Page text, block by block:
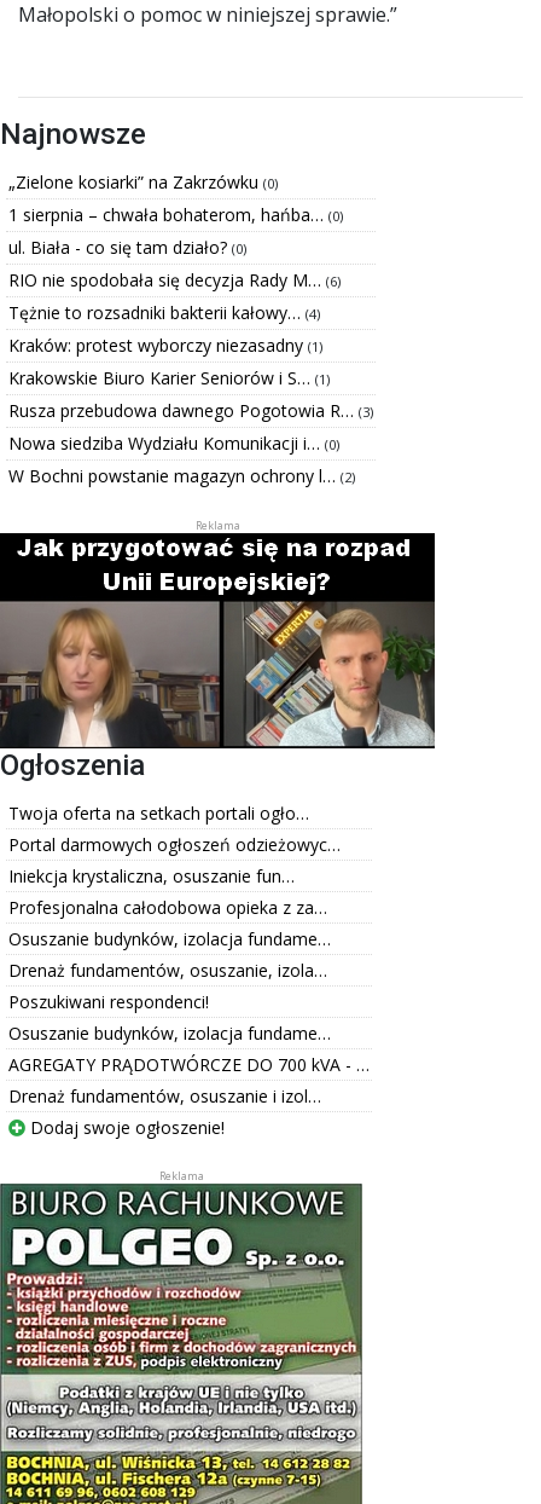
Małopolski o pomoc w niniejszej sprawie.”
Najnowsze
„Zielone kosiarki” na Zakrzówku (0)
1 sierpnia – chwała bohaterom, hańba… (0)
ul. Biała - co się tam działo? (0)
RIO nie spodobała się decyzja Rady M… (6)
Tężnie to rozsadniki bakterii kałowy… (4)
Kraków: protest wyborczy niezasadny (1)
Krakowskie Biuro Karier Seniorów i S… (1)
Rusza przebudowa dawnego Pogotowia R… (3)
Nowa siedziba Wydziału Komunikacji i… (0)
W Bochni powstanie magazyn ochrony l… (2)
Ogłoszenia
Twoja oferta na setkach portali ogło…
Portal darmowych ogłoszeń odzieżowyc…
Iniekcja krystaliczna, osuszanie fun…
Profesjonalna całodobowa opieka z za…
Osuszanie budynków, izolacja fundame…
Drenaż fundamentów, osuszanie, izola…
Poszukiwani respondenci!
Osuszanie budynków, izolacja fundame…
AGREGATY PRĄDOTWÓRCZE DO 700 kVA - …
Drenaż fundamentów, osuszanie i izol…
Dodaj swoje ogłoszenie!